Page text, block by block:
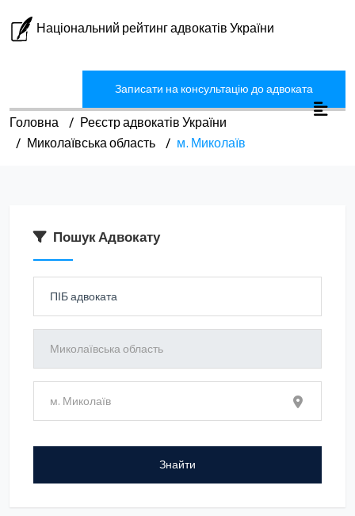
Національний рейтинг адвокатів України
Записати на консультацію до адвоката
Головна
Реєстр адвокатів України
Миколаївська область
м. Миколаїв
Пошук Адвокату